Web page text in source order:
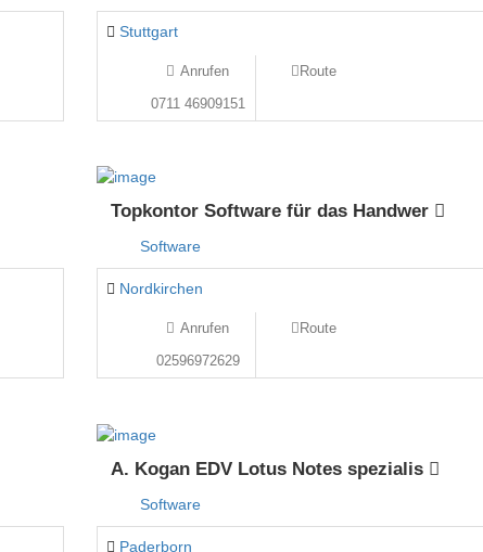
Stuttgart
Anrufen
0711 46909151
Route
Topkontor Software für das Handwer
Software
Nordkirchen
Anrufen
02596972629
Route
A. Kogan EDV Lotus Notes spezialis
Software
Paderborn